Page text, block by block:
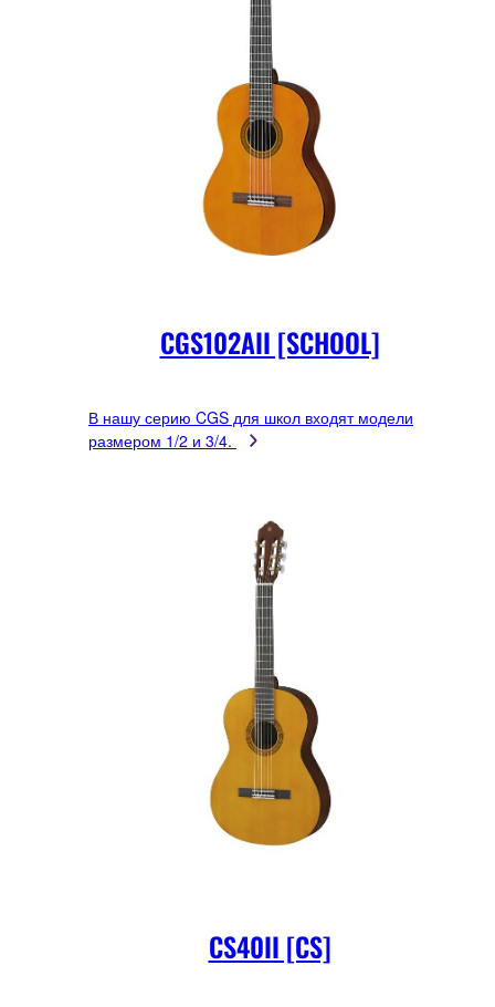
CGS102AII [SCHOOL]
В нашу серию CGS для школ входят модели
размером 1/2 и 3/4.
CS40II [CS]